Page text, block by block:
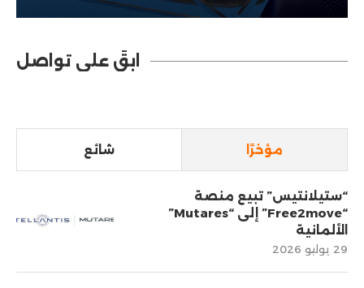
ابقَ على تواصل
مؤخرًا شائع
“ستيلانتيس” تبيع منصة
“Free2move” إلى “Mutares”
الألمانية
29 يوليو 2026